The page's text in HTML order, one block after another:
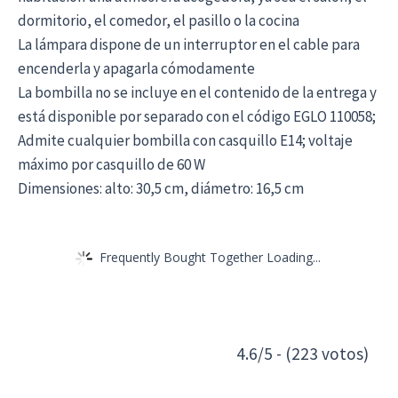
dormitorio, el comedor, el pasillo o la cocina
La lámpara dispone de un interruptor en el cable para
encenderla y apagarla cómodamente
La bombilla no se incluye en el contenido de la entrega y
está disponible por separado con el código EGLO 110058;
Admite cualquier bombilla con casquillo E14; voltaje
máximo por casquillo de 60 W
Dimensiones: alto: 30,5 cm, diámetro: 16,5 cm
Frequently Bought Together Loading...
4.6/5 - (223 votos)